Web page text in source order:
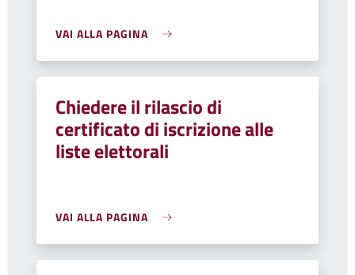
VAI ALLA PAGINA
Chiedere il rilascio di
certificato di iscrizione alle
liste elettorali
VAI ALLA PAGINA